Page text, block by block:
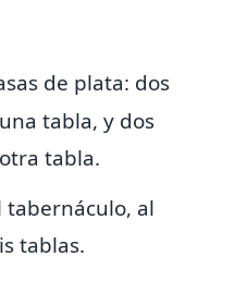
de plata: dos
tabla, y dos
tabla.
tabernáculo, al
tablas.